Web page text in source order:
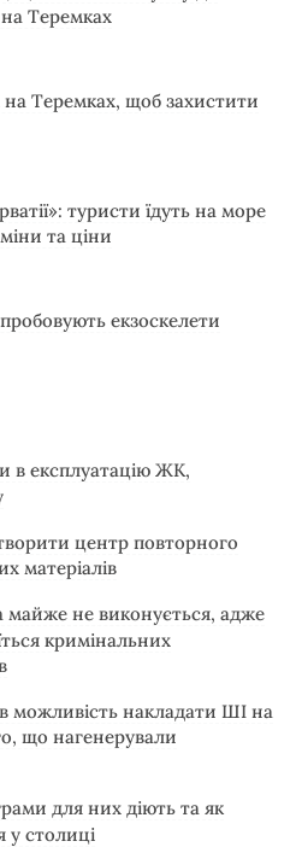
Теремках
Теремках, щоб захистити
туристи їдуть на море
та ціни
екзоскелети
в експлуатацію ЖК,
центр повторного
матеріалів
майже не виконується, адже
кримінальних
можливість накладати ШІ на
що нагенерували
для них діють та як
у столиці